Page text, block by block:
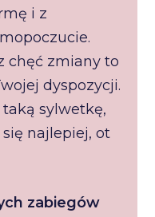
i z
chęć zmiany to
dyspozycji.
sylwetkę,
najlepiej, ot
zabiegów